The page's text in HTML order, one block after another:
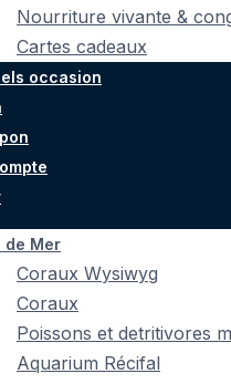
Nourriture vivante &
Cartes cadeaux
occasion
de Mer
Coraux Wysiwyg
Coraux
Poissons et detritivores
Aquarium Récifal